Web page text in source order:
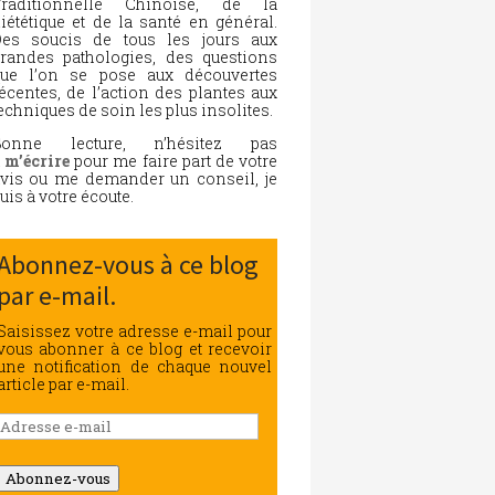
et de la santé en général.
soucis de tous les jours aux
pathologies, des questions
l’on se pose aux découvertes
de l’action des plantes aux
de soin les plus insolites.
lecture, n’hésitez pas
m’écrire pour me faire part de votre
ou me demander un conseil, je
à votre écoute.
vous à ce blog
par e-mail.
votre adresse e-mail pour
abonner à ce blog et recevoir
notification de chaque nouvel
par e-mail.
Abonnez-vous